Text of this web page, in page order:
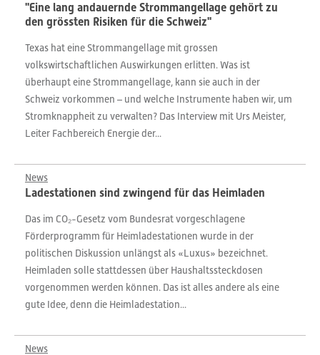
"Eine lang andauernde Strommangellage gehört zu
den grössten Risiken für die Schweiz"
Texas hat eine Strommangellage mit grossen
volkswirtschaftlichen Auswirkungen erlitten. Was ist
überhaupt eine Strommangellage, kann sie auch in der
Schweiz vorkommen – und welche Instrumente haben wir, um
Stromknappheit zu verwalten? Das Interview mit Urs Meister,
Leiter Fachbereich Energie der...
News
Ladestationen sind zwingend für das Heimladen
Das im CO₂-Gesetz vom Bundesrat vorgeschlagene
Förderprogramm für Heimladestationen wurde in der
politischen Diskussion unlängst als «Luxus» bezeichnet.
Heimladen solle stattdessen über Haushaltssteckdosen
vorgenommen werden können. Das ist alles andere als eine
gute Idee, denn die Heimladestation...
News